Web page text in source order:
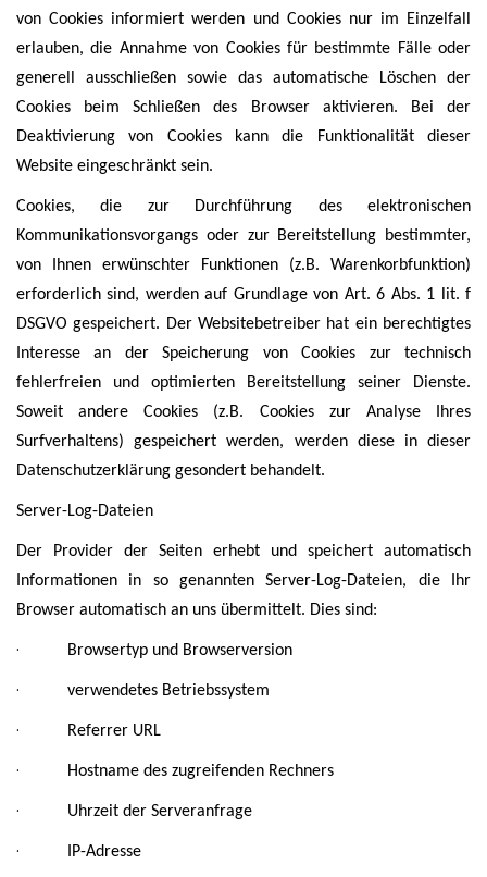
von Cookies informiert werden und Cookies nur im Einzelfall
erlauben, die Annahme von Cookies für bestimmte Fälle oder
generell ausschließen sowie das automatische Löschen der
Cookies beim Schließen des Browser aktivieren. Bei der
Deaktivierung von Cookies kann die Funktionalität dieser
Website eingeschränkt sein.
Cookies, die zur Durchführung des elektronischen
Kommunikationsvorgangs oder zur Bereitstellung bestimmter,
von Ihnen erwünschter Funktionen (z.B. Warenkorbfunktion)
erforderlich sind, werden auf Grundlage von Art. 6 Abs. 1 lit. f
DSGVO gespeichert. Der Websitebetreiber hat ein berechtigtes
Interesse an der Speicherung von Cookies zur technisch
fehlerfreien und optimierten Bereitstellung seiner Dienste.
Soweit andere Cookies (z.B. Cookies zur Analyse Ihres
Surfverhaltens) gespeichert werden, werden diese in dieser
Datenschutzerklärung gesondert behandelt.
Server-Log-Dateien
Der Provider der Seiten erhebt und speichert automatisch
Informationen in so genannten Server-Log-Dateien, die Ihr
Browser automatisch an uns übermittelt. Dies sind:
· Browsertyp und Browserversion
· verwendetes Betriebssystem
· Referrer URL
· Hostname des zugreifenden Rechners
· Uhrzeit der Serveranfrage
· IP-Adresse